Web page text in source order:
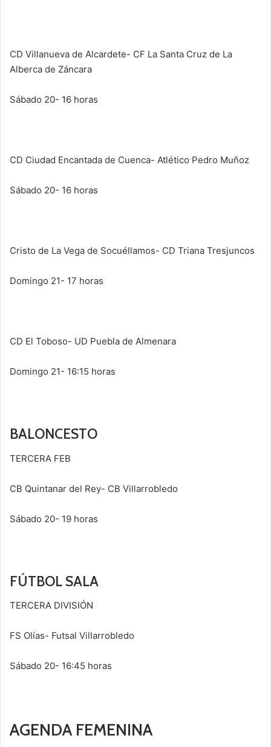
CD Villanueva de Alcardete- CF La Santa Cruz de La
Alberca de Záncara
Sábado 20- 16 horas
CD Ciudad Encantada de Cuenca- Atlético Pedro Muñoz
Sábado 20- 16 horas
Cristo de La Vega de Socuéllamos- CD Triana Tresjuncos
Domingo 21- 17 horas
CD El Toboso- UD Puebla de Almenara
Domingo 21- 16:15 horas
BALONCESTO
TERCERA FEB
CB Quintanar del Rey- CB Villarrobledo
Sábado 20- 19 horas
FÚTBOL SALA
TERCERA DIVISIÓN
FS Olías- Futsal Villarrobledo
Sábado 20- 16:45 horas
AGENDA FEMENINA